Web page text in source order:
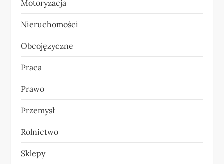
Motoryzacja
Nieruchomości
Obcojęzyczne
Praca
Prawo
Przemysł
Rolnictwo
Sklepy